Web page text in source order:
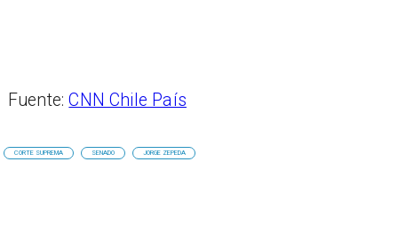
Fuente:CNN Chile País
CORTE SUPREMA SENADO JORGE ZEPEDA